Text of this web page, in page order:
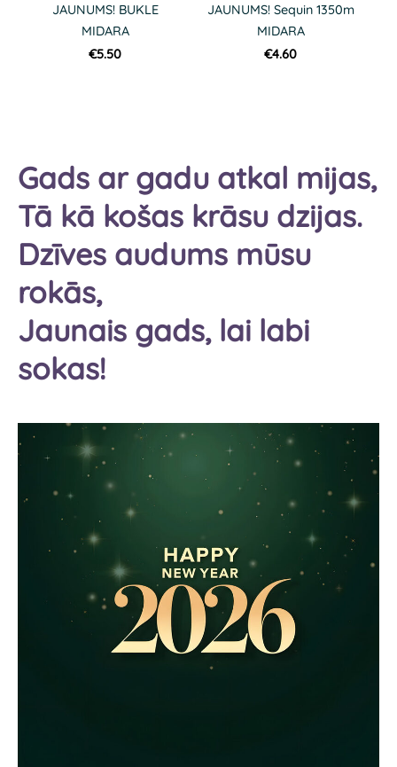
JAUNUMS! BUKLE
MIDARA
€5.50
JAUNUMS! Sequin 1350m
MIDARA
€4.60
Gads ar gadu atkal mijas,
Tā kā košas krāsu dzijas.
Dzīves audums mūsu
rokās,
Jaunais gads, lai labi
sokas!